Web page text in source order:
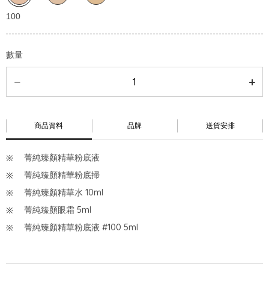
數量
商品資料 品牌 送貨安排
菁純臻顏精華粉底液
菁純臻顏精華粉底掃
菁純臻顏精華水 10ml
菁純臻顏眼霜 5ml
菁純臻顏精華粉底液 #100 5ml